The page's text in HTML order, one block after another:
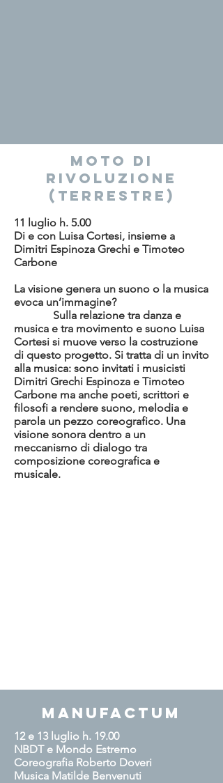
MOTO DI
RIVOLUZIONE
(TERRESTRE)
11 luglio h. 5.00
Di e con Luisa Cortesi, insieme a
Dimitri Espinoza Grechi e Timoteo
Carbone
La visione genera un suono o la musica
evoca un’immagine?
Sulla relazione tra danza e
musica e tra movimento e suono Luisa
Cortesi si muove verso la costruzione
di questo progetto. Si tratta di un invito
alla musica: sono invitati i musicisti
Dimitri Grechi Espinoza e Timoteo
Carbone ma anche poeti, scrittori e
filosofi a rendere suono, melodia e
parola un pezzo coreografico. Una
visione sonora dentro a un
meccanismo di dialogo tra
composizione coreografica e
musicale.
Manufactum
12 e 13 luglio h. 19.00
NBDT e Mondo Estremo
Coreografia Roberto Doveri
Musica Matilde Benvenuti